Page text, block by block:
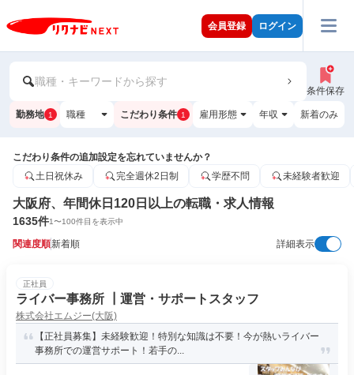
会員登録 ログイン
職種・キーワードから探す
条件保存
勤務地 1 職種 こだわり条件 1 雇用形態 年収 新着のみ
こだわり条件の追加設定を忘れていませんか？
土日祝休み
完全週休2日制 学歴不問 未経験者歓迎
大阪府、年間休日120日以上の転職・求人情報
1635件1〜100件目を表示中
関連度順新着順 詳細表示
正社員
ライバー事務所 ┃運営・サポートスタッフ
株式会社エムジー(大阪)
【正社員募集】未経験歓迎！特別な知識は不要！今が熱いライバー
事務所での運営サポート！若手の...